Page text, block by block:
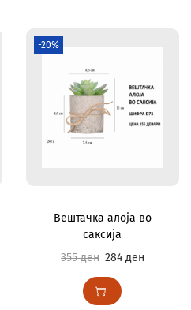
-20%
Вештачка алоја во
саксија
355ден 284 ден